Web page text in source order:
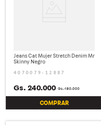
Jeans Cat Mujer Stretch Denim Mr
Skinny Negro
4070079-12887
Gs.480.000
Gs. 240.000
COMPRAR